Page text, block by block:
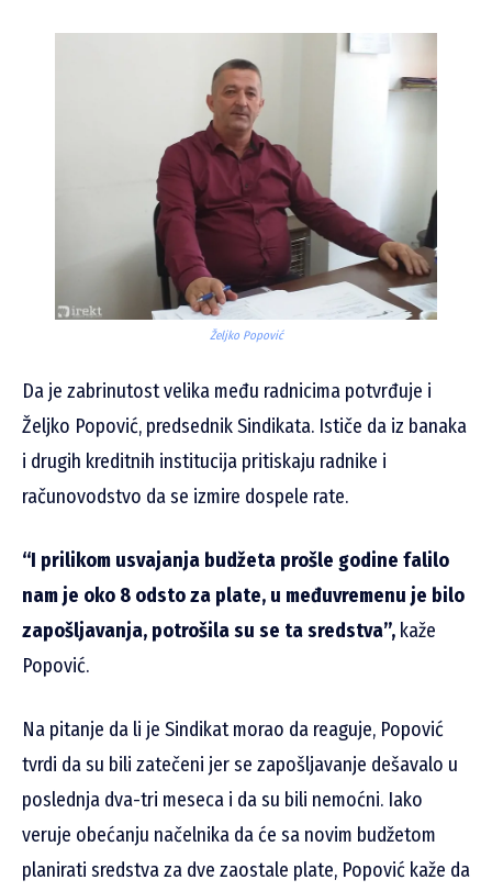
Željko Popović
Da je zabrinutost velika među radnicima potvrđuje i
Željko Popović, predsednik Sindikata. Ističe da iz banaka
i drugih kreditnih institucija pritiskaju radnike i
računovodstvo da se izmire dospele rate.
“I prilikom usvajanja budžeta prošle godine falilo
nam je oko 8 odsto za plate, u međuvremenu je bilo
zapošljavanja, potrošila su se ta sredstva”, kaže
Popović.
Na pitanje da li je Sindikat morao da reaguje, Popović
tvrdi da su bili zatečeni jer se zapošljavanje dešavalo u
poslednja dva-tri meseca i da su bili nemoćni. Iako
veruje obećanju načelnika da će sa novim budžetom
planirati sredstva za dve zaostale plate, Popović kaže da